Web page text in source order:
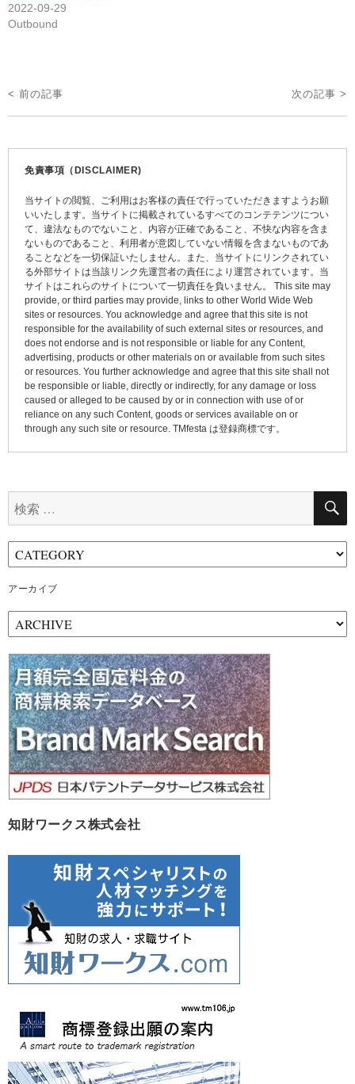
2022-09-29
Outbound
投
稿
< 前の記事 次の記事 >
免責事項（DISCLAIMER)
当サイトの閲覧、ご利用はお客様の責任で行っていただきますようお願
いいたします。当サイトに掲載されているすべてのコンテテンツについ
て、違法なものでないこと、内容が正確であること、不快な内容を含ま
ないものであること、利用者が意図していない情報を含まないものであ
ることなどを一切保証いたしません。また、当サイトにリンクされてい
る外部サイトは当該リンク先運営者の責任により運営されています。当
サイトはこれらのサイトについて一切責任を負いません。 This site may
provide, or third parties may provide, links to other World Wide Web
sites or resources. You acknowledge and agree that this site is not
responsible for the availability of such external sites or resources, and
does not endorse and is not responsible or liable for any Content,
advertising, products or other materials on or available from such sites
or resources. You further acknowledge and agree that this site shall not
be responsible or liable, directly or indirectly, for any damage or loss
caused or alleged to be caused by or in connection with use of or
reliance on any such Content, goods or services available on or
through any such site or resource. TMfesta は登録商標です。
索:
アーカイブ
ー
カ
イ
ブ
知財ワークス株式会社